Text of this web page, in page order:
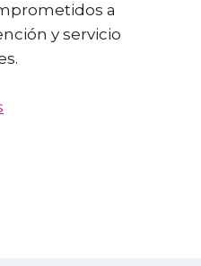
a
y servicio